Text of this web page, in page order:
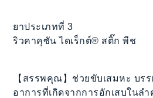
ยาประเภทที่ 3
ริวคาคุซัน ไดเร็กต์® สติ๊ก พีช
【สรรพคุณ】ช่วยขับเสมหะ บรร
อาการที่เกิดจากการอักเสบในลำ